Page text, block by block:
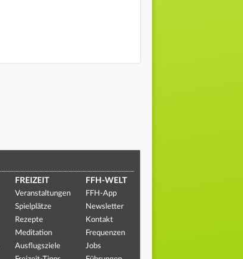
FREIZEIT
Veranstaltungen
Spielplätze
Rezepte
Meditation
Ausflugsziele
FFH-WELT
FFH-App
Newsletter
Kontakt
Frequenzen
Jobs